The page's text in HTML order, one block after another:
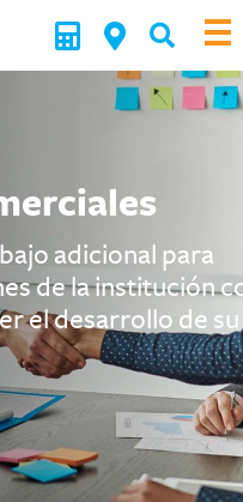
adicional para
de la institución
el desarrollo de su